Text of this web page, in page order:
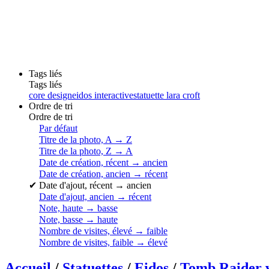
Tags liés
Tags liés
core designeidos interactivestatuette lara croft
Ordre de tri
Ordre de tri
Par défaut
Titre de la photo, A → Z
Titre de la photo, Z → A
Date de création, récent → ancien
Date de création, ancien → récent
✔ Date d'ajout, récent → ancien
Date d'ajout, ancien → récent
Note, haute → basse
Note, basse → haute
Nombre de visites, élevé → faible
Nombre de visites, faible → élevé